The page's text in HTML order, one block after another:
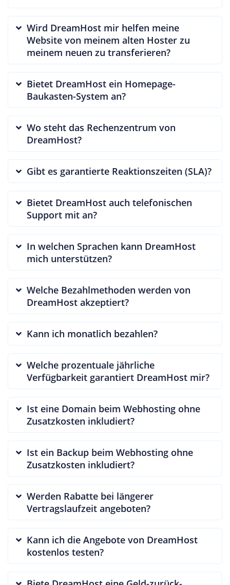
Wird DreamHost mir helfen meine
Website von meinem alten Hoster zu
meinem neuen zu transferieren?
Bietet DreamHost ein Homepage-
Baukasten-System an?
Wo steht das Rechenzentrum von
DreamHost?
Gibt es garantierte Reaktionszeiten (SLA)?
Bietet DreamHost auch telefonischen
Support mit an?
In welchen Sprachen kann DreamHost
mich unterstützen?
Welche Bezahlmethoden werden von
DreamHost akzeptiert?
Kann ich monatlich bezahlen?
Welche prozentuale jährliche
Verfügbarkeit garantiert DreamHost mir?
Ist eine Domain beim Webhosting ohne
Zusatzkosten inkludiert?
Ist ein Backup beim Webhosting ohne
Zusatzkosten inkludiert?
Werden Rabatte bei längerer
Vertragslaufzeit angeboten?
Kann ich die Angebote von DreamHost
kostenlos testen?